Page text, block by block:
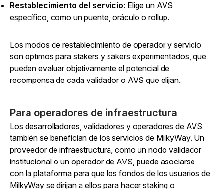
Restablecimiento del servicio: Elige un AVS
específico, como un puente, oráculo o rollup.
Los modos de restablecimiento de operador y servicio
son óptimos para stakers y sakers experimentados, que
pueden evaluar objetivamente el potencial de
recompensa de cada validador o AVS que elijan.
Para operadores de infraestructura
Los desarrolladores, validadores y operadores de AVS
también se benefician de los servicios de MilkyWay. Un
proveedor de infraestructura, como un nodo validador
institucional o un operador de AVS, puede asociarse
con la plataforma para que los fondos de los usuarios de
MilkyWay se dirijan a ellos para hacer staking o